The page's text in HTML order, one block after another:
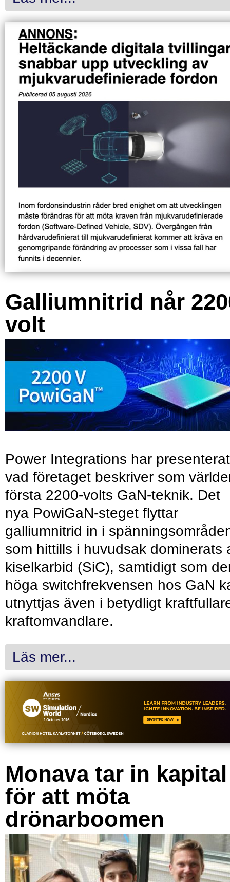
Galliumnitrid når
volt
Power Integrations har presenterat
vad företaget beskriver som
första 2200-volts GaN-teknik. Det
nya PowiGaN-steget flyttar
galliumnitrid in i
som hittills i huvudsak dominerats
kiselkarbid (SiC), samtidigt som
höga switchfrekvensen hos GaN
utnyttjas även i betydligt
kraftomvandlare.
Läs mer...
Monava tar in kapital
för att möta
drönarboomen